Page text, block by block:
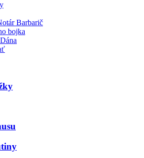
Barbarič
bojka